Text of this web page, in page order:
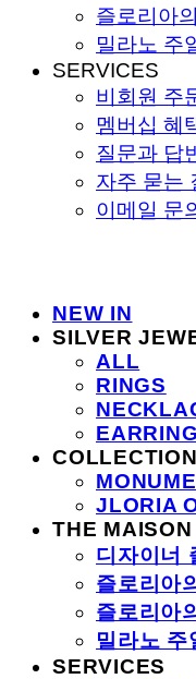
즐로리아
밀라노 주
SERVICES
비회원 주
멤버십 혜
질문과 답
자주 묻는
이메일 문
NEW IN
SILVER
ALL
RINGS
JLORIA
THE MAISON
디자이너
즐로리아
즐로리아
밀라노 주
SERVICES